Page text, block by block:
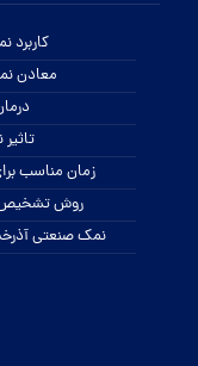
معادن
زمان مناسب
روش تشخیص
نمک صنعتی